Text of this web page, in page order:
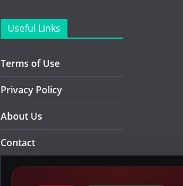
Useful Links
Terms of Use
Privacy Policy
About Us
Contact